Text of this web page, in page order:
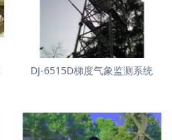
DJ-6515D梯度气象监测系统